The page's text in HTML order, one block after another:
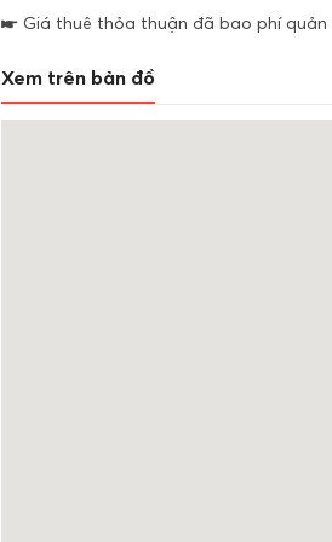
☛ Giá thuê thỏa thuận đã bao phí quản
Xem trên bản đồ